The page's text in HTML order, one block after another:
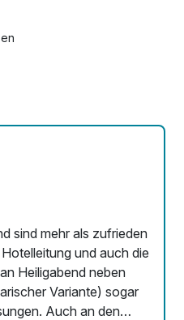
sind mehr als zufrieden
und auch die
Heiligabend neben
Variante) sogar
Auch an den